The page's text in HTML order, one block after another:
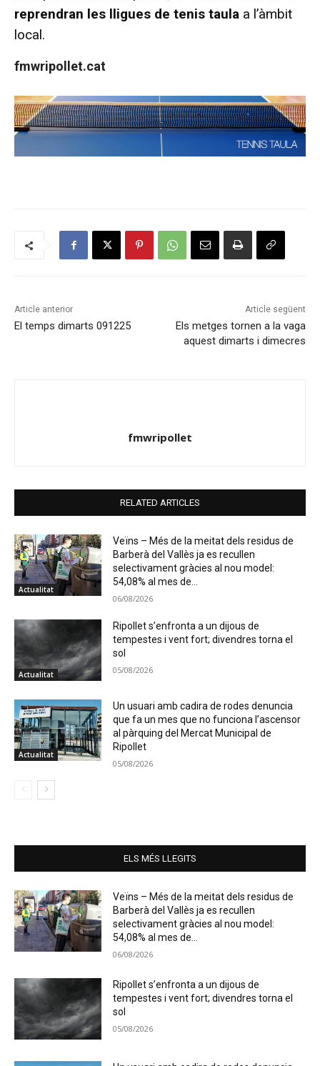
reprendran les lligues de tenis taula a l’àmbit
local.
fmwripollet.cat
Article anterior
El temps dimarts 091225
Article següent
Els metges tornen a la vaga
aquest dimarts i dimecres
fmwripollet
RELATED ARTICLES
Actualitat
Veïns – Més de la meitat dels residus de
Barberà del Vallès ja es recullen
selectivament gràcies al nou model:
54,08% al mes de...
06/08/2026
Actualitat
Ripollet s’enfronta a un dijous de
tempestes i vent fort; divendres torna el
sol
05/08/2026
Actualitat
Un usuari amb cadira de rodes denuncia
que fa un mes que no funciona l’ascensor
al pàrquing del Mercat Municipal de
Ripollet
05/08/2026
ELS MÉS LLEGITS
Veïns – Més de la meitat dels residus de
Barberà del Vallès ja es recullen
selectivament gràcies al nou model:
54,08% al mes de...
06/08/2026
Ripollet s’enfronta a un dijous de
tempestes i vent fort; divendres torna el
sol
05/08/2026